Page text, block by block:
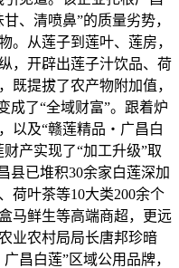
、清喷鼻”的质量劣势，
。从莲子到莲叶、莲房，
，开辟出莲子汁饮品、荷
既提拔了农产物附加值，
成了“全域财富”。跟着炉
以及“赣莲精品・广昌白
产实现了“加工升级”取
县已堆积30余家白莲深加
荷叶茶等10大类200余个
马鲜生等高端商超，更远
业农村局局长唐邦珍暗
昌白莲”区域公用品牌，